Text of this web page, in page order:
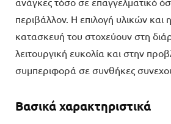
περιβάλλον. Η επιλογή υλικών και
κατασκευή του στοχεύουν στη
λειτουργική ευκολία και στην
συμπεριφορά σε συνθήκες
Βασικά χαρακτηριστικά